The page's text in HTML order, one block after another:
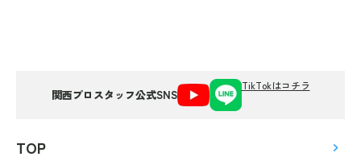
関西プロスタッフ公式SNS
TikTokはコチラ
TOP